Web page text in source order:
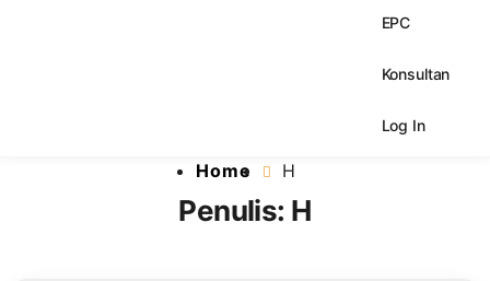
Pelatihan dan Sertifikasi Standar
EPC
Konsultan
Log In
Home H
Penulis: H